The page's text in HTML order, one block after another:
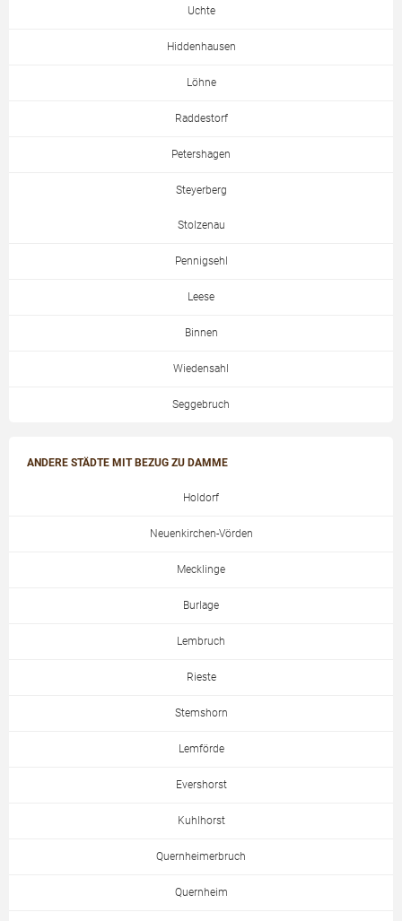
Uchte
Hiddenhausen
Löhne
Raddestorf
Petershagen
Steyerberg
Stolzenau
Pennigsehl
Leese
Binnen
Wiedensahl
Seggebruch
ANDERE STÄDTE MIT BEZUG ZU DAMME
Holdorf
Neuenkirchen-Vörden
Mecklinge
Burlage
Lembruch
Rieste
Stemshorn
Lemförde
Evershorst
Kuhlhorst
Quernheimerbruch
Quernheim